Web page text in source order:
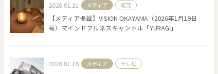
価格で探す
円 ～
2026.01.21 メディア 雑誌
【メディア掲載】VISION OKAYAMA（2026年1月19日
号）マインドフルネスキャンドル「YURAGI」
2026.01.16 メディア テレビ